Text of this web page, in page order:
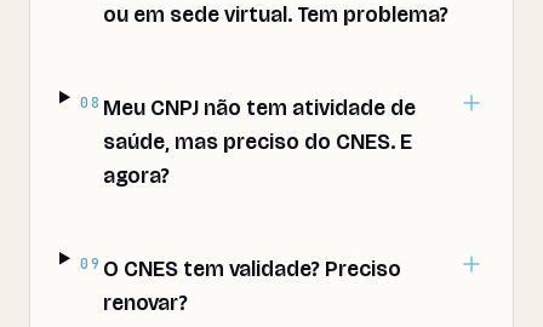
ou em sede virtual. Tem problema?
08 Meu CNPJ não tem atividade de
saúde, mas preciso do CNES. E
agora?
09 O CNES tem validade? Preciso
renovar?